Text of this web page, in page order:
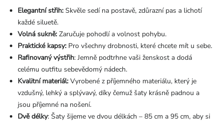
Elegantní střih: Skvěle sedí na postavě, zdůrazní pas a lichotí
každé siluetě.
Volná sukně: Zaručuje pohodlí a volnost pohybu.
Praktické kapsy: Pro všechny drobnosti, které chcete mít u sebe.
Rafinovaný výstřih: Jemně podtrhne vaši ženskost a dodá
celému outfitu sebevědomý nádech.
Kvalitní materiál: Vyrobené z příjemného materiálu, který je
vzdušný, lehký a splývavý, díky čemuž šaty krásně padnou a
jsou příjemné na nošení.
Dvě délky: Šaty šijeme ve dvou délkách – 85 cm a 95 cm, aby si